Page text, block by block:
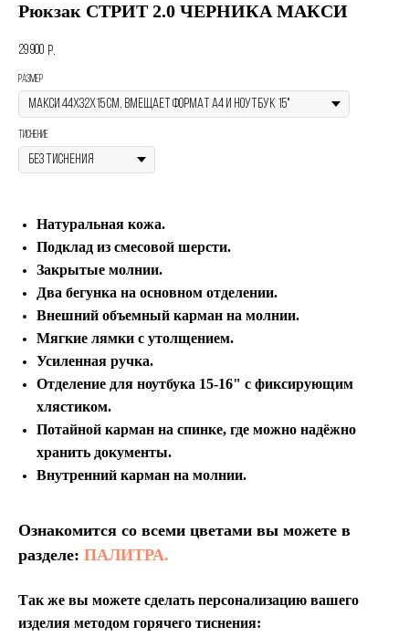
Рюкзак СТРИТ 2.0 ЧЕРНИКА МАКСИ
29 900 р.
Размер
ТИСНЕНИЕ
Натуральная кожа.
Подклад из смесовой шерсти.
Закрытые молнии.
Два бегунка на основном отделении.
Внешний объемный карман на молнии.
Мягкие лямки с утолщением.
Усиленная ручка.
Отделение для ноутбука 15-16" с фиксирующим
хлястиком.
Потайной карман на спинке, где можно надёжно
хранить документы.
Внутренний карман на молнии.
Ознакомится со всеми цветами вы можете в
разделе: ПАЛИТРА.
Так же вы можете сделать персонализацию вашего
изделия методом горячего тиснения: